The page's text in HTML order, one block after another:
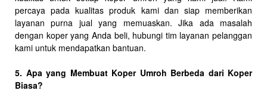
percaya pada kualitas produk kami dan siap memberikan
layanan purna jual yang memuaskan. Jika ada masalah
dengan koper yang Anda beli, hubungi tim layanan pelanggan
kami untuk mendapatkan bantuan.
5. Apa yang Membuat Koper Umroh Berbeda dari Koper
Biasa?